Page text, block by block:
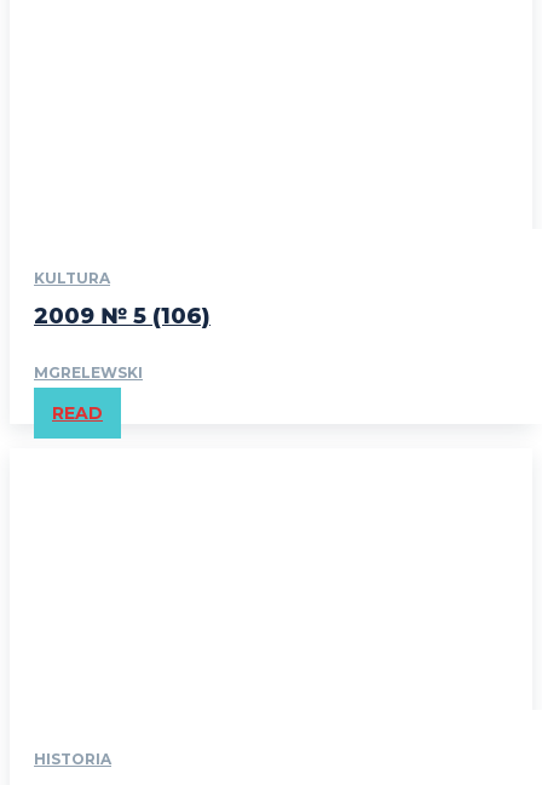
KULTURA
2009 № 5 (106)
MGRELEWSKI
READ
HISTORIA